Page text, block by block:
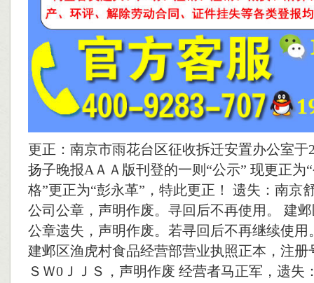
更正：南京市雨花台区征收拆迁安置办公室于
扬子晚报AＡＡ版刊登的一则“公示” 现更正为
格”更正为“彭永革”，特此更正！ 遗失：南京
公司公章，声明作废。寻回后不再使用。 建
公章遗失，声明作废。若寻回后不再继续使用
建邺区渔虎村食品经营部营业执照正本，注册
ＳＷ0ＪＪＳ，声明作废 经营者马正军，遗